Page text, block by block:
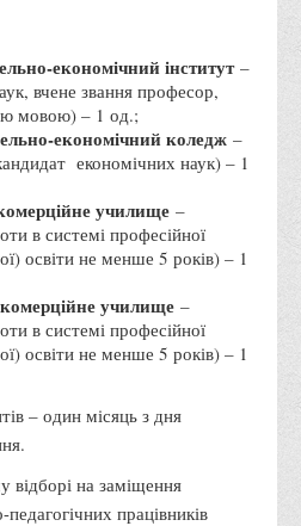
війни
виявлення вибухонебезпечних
надзвичайних ситуацій воєнного
учасників освітнього процесу в
організацій, які
та їх родинам у Вінницькій області
економічний інститут–
вчене звання професор,
мовою) – 1 од.;
економічний коледж –
економічних наук) – 1
училище –
в системі професійної
освіти не менше 5 років) – 1
училище –
в системі професійної
освіти не менше 5 років) – 1
– один місяць з дня
відборі на заміщення
працівників